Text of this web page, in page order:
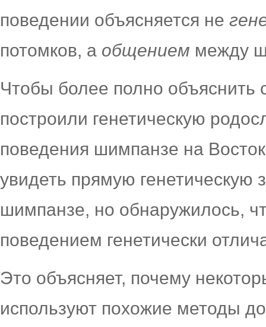
поведении объясняется не
потомков, а общением между
Чтобы более полно объяснить
построили генетическую
поведения шимпанзе на
увидеть прямую генетическую
шимпанзе, но обнаружилось,
поведением генетически
Это объясняет, почему
используют похожие методы